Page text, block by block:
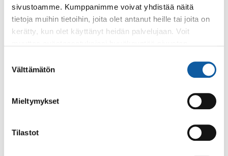
sivustoamme. Kumppanimme voivat yhdistää näitä
tietoja muihin tietoihin, joita olet antanut heille tai joita on
kerätty, kun olet käyttänyt heidän palvelujaan. Voit
valinta
Välttämätön
Mieltymykset
Tilastot
Tietoa Paimiosta